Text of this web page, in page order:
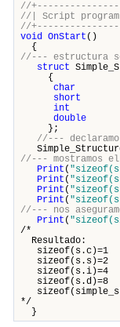
//
//|
//
void OnStart ()
{
//--- estructura
struct
{
char
short
int
double
};
//---
//--- mostramos
Print (
Print (
Print (
Print (
//--- nos
Print (
/*
Resultado:
sizeof(s.c)=1
sizeof(s.s)=2
sizeof(s.i)=4
sizeof(s.d)=8
*/
}